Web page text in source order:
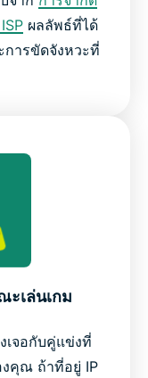
ผลลัพธ์ที่ได้
การขัดจังหวะที่
ะเล่นเกม
จอกับคู่แข่งที่
งคุณ ถ้าที่อยู่ IP